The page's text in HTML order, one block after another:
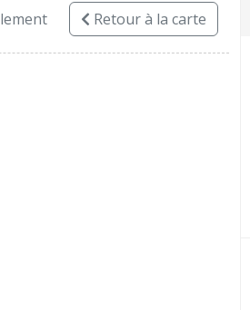
Retourà la carte